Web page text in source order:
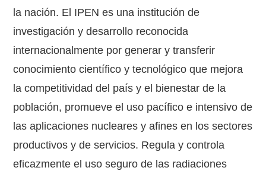
la nación. El IPEN es una institución de
investigación y desarrollo reconocida
internacionalmente por generar y transferir
conocimiento científico y tecnológico que mejora
la competitividad del país y el bienestar de la
población, promueve el uso pacífico e intensivo de
las aplicaciones nucleares y afines en los sectores
productivos y de servicios. Regula y controla
eficazmente el uso seguro de las radiaciones